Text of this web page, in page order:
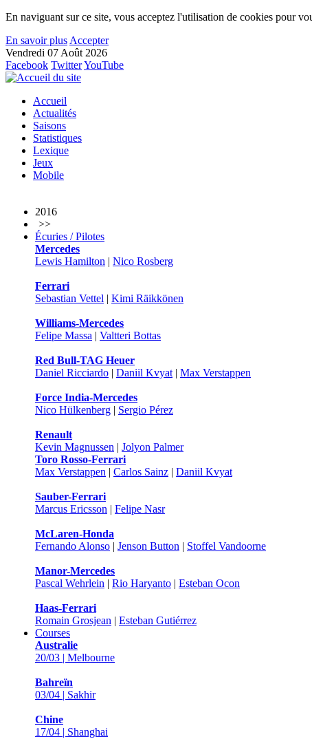
En naviguant sur ce site, vous acceptez l'utilisation de cookies pour
En savoir plus Accepter
Vendredi 07 Août 2026
Facebook TwitterYouTube
Accueil
Actualités
Saisons
Statistiques
Lexique
Jeux
Mobile
2016
>>
Écuries / Pilotes
Mercedes
Lewis Hamilton | Nico Rosberg
Ferrari
Sebastian Vettel | Kimi Räikkönen
Williams-Mercedes
Felipe Massa | Valtteri Bottas
Red Bull-TAG Heuer
Daniel Ricciardo | Daniil Kvyat | Max Verstappen
Force India-Mercedes
Nico Hülkenberg | Sergio Pérez
Renault
Kevin Magnussen | Jolyon Palmer
Toro Rosso-Ferrari
Max Verstappen | Carlos Sainz | Daniil Kvyat
Sauber-Ferrari
Marcus Ericsson | Felipe Nasr
McLaren-Honda
Fernando Alonso | Jenson Button | Stoffel Vandoorne
Manor-Mercedes
Pascal Wehrlein | Rio Haryanto | Esteban Ocon
Haas-Ferrari
Romain Grosjean | Esteban Gutiérrez
Courses
Australie
20/03 | Melbourne
Bahreïn
03/04 | Sakhir
Chine
17/04 | Shanghai